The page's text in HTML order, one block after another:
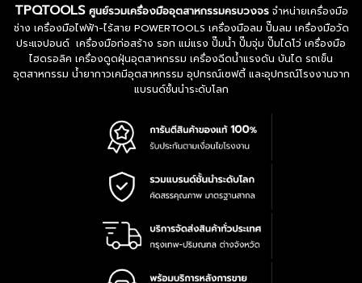
TPQTOOLS ศูนย์รวมเครื่องมืออุตสาหกรรมครบวงจรจำหน่ายเครื่องมือ
ช่าง เครื่องมือไฟฟ้า-ไร้สาย POWERTOOLS เครื่องมือลม ปั๊มลม เครื่องมือวัด
ประแจปอนด์ เครื่องมือก่อสร้าง รอก แม่แรง ปั๊มน้ำ ปั๊มจุ่ม ปั๊มไดโว่ เครื่องมือ
ไฮดรอลิค เครื่องดูดฝุ่นอุตสาหกรรม เครื่องฉีดน้ำแรงดัน บันได รถเข็น
อุตสาหกรรม น้ำยากาวเคมีอุตสาหกรรม อุปกรณ์เซฟตี้ และอุปกรณ์โรงงานจาก
แบรนด์ชั้นนำระดับโลก